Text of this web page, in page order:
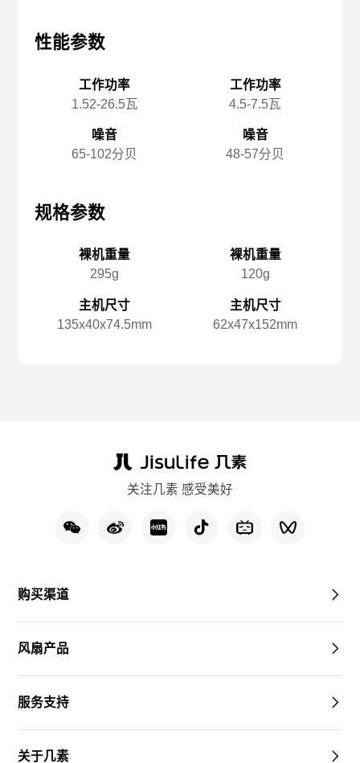
性能参数
工作功率
1.52-26.5瓦
噪音
65-102分贝
规格参数
裸机重量
295g
主机尺寸
135x️40x️74.5mm
工作功率
4.5-7.5瓦
噪音
48-57分贝
裸机重量
120g
主机尺寸
62x️47x️152mm
关注几素 感受美好
购买渠道
风扇产品
服务支持
关于几素